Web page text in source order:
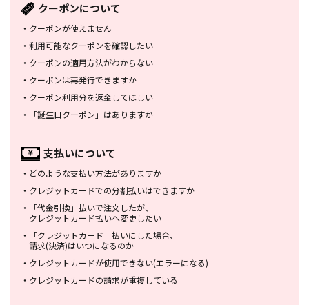
クーポンについて
・ クーポンが使えません
・ 利用可能なクーポンを確認したい
・ クーポンの適用方法がわからない
・ クーポンは再発行できますか
・ クーポン利用分を返金してほしい
・
「誕生日クーポン」はありますか
支払いについて
・ どのような支払い方法がありますか
・ クレジットカードでの分割払いはできますか
・
「代金引換」払いで注文したが、
クレジットカード払いへ変更したい
・
「クレジットカード」払いにした場合、
請求(決済)はいつになるのか
・ クレジットカードが使用できない(エラーになる)
・ クレジットカードの請求が重複している